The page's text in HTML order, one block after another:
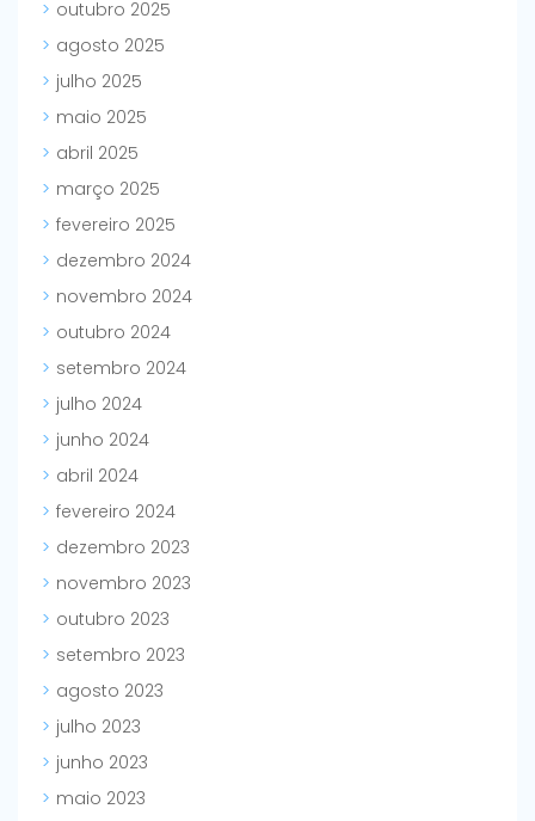
outubro 2025
agosto 2025
julho 2025
maio 2025
abril 2025
março 2025
fevereiro 2025
dezembro 2024
novembro 2024
outubro 2024
setembro 2024
julho 2024
junho 2024
abril 2024
fevereiro 2024
dezembro 2023
novembro 2023
outubro 2023
setembro 2023
agosto 2023
julho 2023
junho 2023
maio 2023